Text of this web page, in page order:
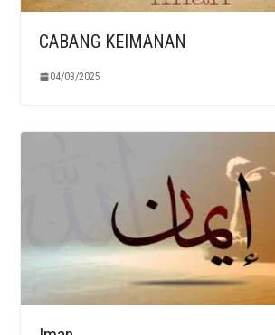
CABANG KEIMANAN
04/03/2025